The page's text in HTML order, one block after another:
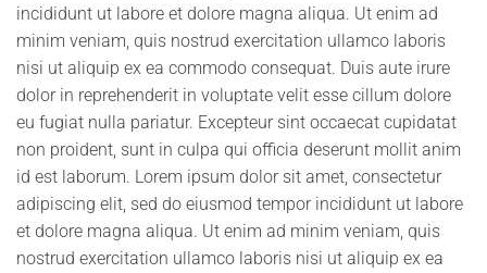
incididunt ut labore et dolore magna aliqua. Ut enim ad
minim veniam, quis nostrud exercitation ullamco laboris
nisi ut aliquip ex ea commodo consequat. Duis aute irure
dolor in reprehenderit in voluptate velit esse cillum dolore
eu fugiat nulla pariatur. Excepteur sint occaecat cupidatat
non proident, sunt in culpa qui officia deserunt mollit anim
id est laborum. Lorem ipsum dolor sit amet, consectetur
adipiscing elit, sed do eiusmod tempor incididunt ut labore
et dolore magna aliqua. Ut enim ad minim veniam, quis
nostrud exercitation ullamco laboris nisi ut aliquip ex ea